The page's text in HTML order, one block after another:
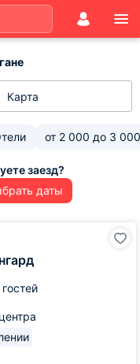
Карта
от 2 000 до 3 000
даты